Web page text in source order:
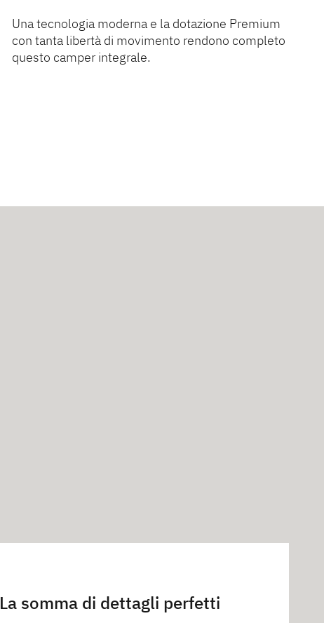
Una tecnologia moderna e la dotazione Premium
con tanta libertà di movimento rendono completo
questo camper integrale.
La somma di dettagli perfetti